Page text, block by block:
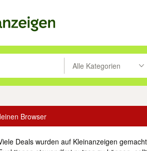
Eingabetaste drücken um zu suchen, oder
Alle Kategorien
Browser
Deals wurden auf Kleinanzeigen